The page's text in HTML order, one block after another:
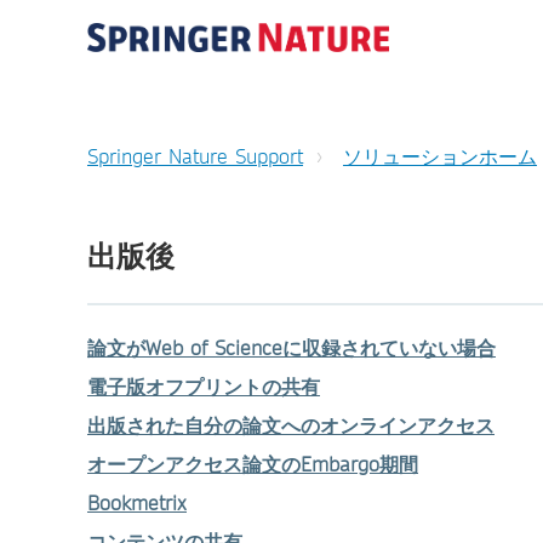
Springer Nature Support ソリューションホーム
出版後
論文がWeb of Scienceに収録されていない場合
電子版オフプリントの共有
出版された自分の論文へのオンラインアクセス
オープンアクセス論文のEmbargo期間
Bookmetrix